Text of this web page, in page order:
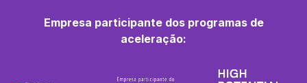
Empresa participante dos programas de
aceleração: